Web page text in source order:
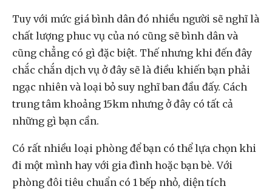
Tuy với mức giá bình dân đó nhiều người sẽ nghĩ là
chất lượng phuc vụ của nó cũng sẽ bình dân và
cũng chẳng có gì đặc biệt. Thế nhưng khi đến đây
chắc chắn dịch vụ ở đây sẽ là điều khiến bạn phải
ngạc nhiên và loại bỏ suy nghĩ ban đầu đấy. Cách
trung tâm khoảng 15km nhưng ở đây có tất cả
những gì bạn cần.
Có rất nhiều loại phòng để bạn có thể lựa chọn khi
đi một mình hay với gia đình hoặc bạn bè. Với
phòng đôi tiêu chuẩn có 1 bếp nhỏ, diện tích